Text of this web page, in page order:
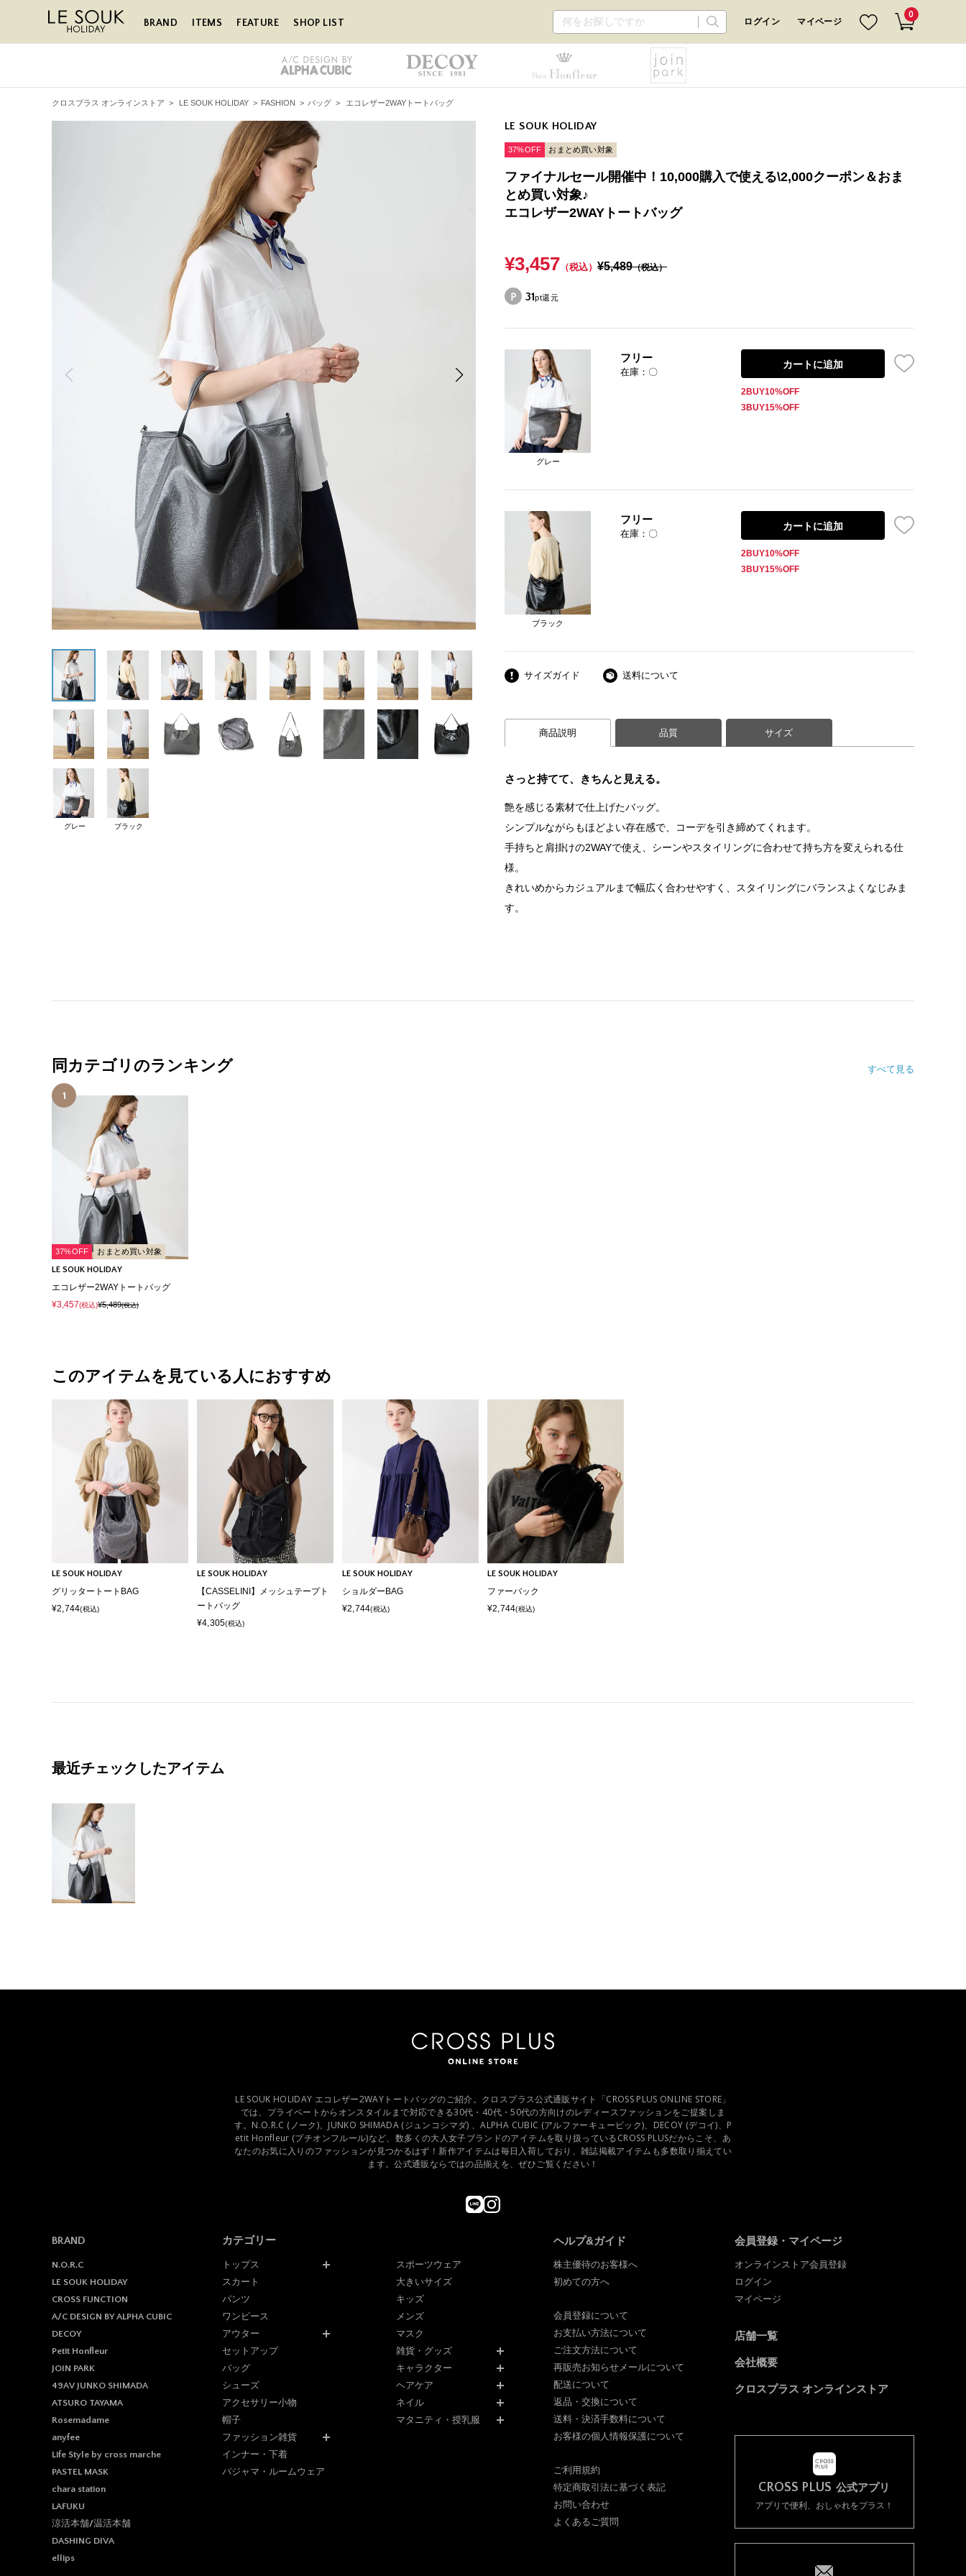
BRAND ITEMS FEATURE SHOP LIST ログイン マイページ
0
クロスプラス オンラインストア > LE SOUK HOLIDAY > FASHION > バッグ > エコレザー2WAYトートバッグ
グレー ブラック
LE SOUK HOLIDAY
37%OFF おまとめ買い対象
ファイナルセール開催中！10,000購入で使える\2,000クーポン＆おま
とめ買い対象♪
エコレザー2WAYトートバッグ
¥3,457 （税込） ¥5,489（税込）
31pt還元
グレー
フリー
在庫：〇
カートに追加
2BUY10%OFF
3BUY15%OFF
ブラック
フリー
在庫：〇
カートに追加
2BUY10%OFF
3BUY15%OFF
サイズガイド 送料について
商品説明 品質 サイズ
さっと持てて、きちんと見える。
艶を感じる素材で仕上げたバッグ。
シンプルながらもほどよい存在感で、コーデを引き締めてくれます。
手持ちと肩掛けの2WAYで使え、シーンやスタイリングに合わせて持ち方を変えられる仕
様。
きれいめからカジュアルまで幅広く合わせやすく、スタイリングにバランスよくなじみま
す。
同カテゴリのランキング すべて見る
1
37%OFF おまとめ買い対象
LE SOUK HOLIDAY
エコレザー2WAYトートバッグ
¥3,457(税込)¥5,489(税込)
このアイテムを見ている人におすすめ
LE SOUK HOLIDAY
グリッタートートBAG
¥2,744(税込)
LE SOUK HOLIDAY
【CASSELINI】メッシュテープト
ートバッグ
¥4,305(税込)
LE SOUK HOLIDAY
ショルダーBAG
¥2,744(税込)
LE SOUK HOLIDAY
ファーバック
¥2,744(税込)
最近チェックしたアイテム
LE SOUK HOLIDAY エコレザー2WAYトートバッグのご紹介。クロスプラス公式通販サイト「CROSS PLUS ONLINE STORE」
では、プライベートからオンスタイルまで対応できる30代・40代・50代の方向けのレディースファッションをご提案しま
す。N.O.R.C (ノーク)、JUNKO SHIMADA (ジュンコシマダ) 、ALPHA CUBIC (アルファーキュービック)、DECOY (デコイ)、P
etit Honfleur (プチオンフルール)など、数多くの大人女子ブランドのアイテムを取り扱っているCROSS PLUSだからこそ、あ
なたのお気に入りのファッションが見つかるはず！新作アイテムは毎日入荷しており、雑誌掲載アイテムも多数取り揃えてい
ます。公式通販ならではの品揃えを、ぜひご覧ください！
BRAND
N.O.R.C
LE SOUK HOLIDAY
CROSS FUNCTION
A/C DESIGN BY ALPHA CUBIC
DECOY
Petit Honfleur
JOIN PARK
49AV JUNKO SHIMADA
ATSURO TAYAMA
Rosemadame
anyfee
Life Style by cross marche
PASTEL MASK
chara station
LAFUKU
涼活本舗/温活本舗
DASHING DIVA
ellips
カテゴリー
トップス
スカート
パンツ
ワンピース
アウター
セットアップ
バッグ
シューズ
アクセサリー小物
帽子
ファッション雑貨
インナー・下着
パジャマ・ルームウェア
スポーツウェア
大きいサイズ
キッズ
メンズ
マスク
雑貨・グッズ
キャラクター
ヘアケア
ネイル
マタニティ・授乳服
ヘルプ&ガイド
株主優待のお客様へ
初めての方へ
会員登録について
お支払い方法について
ご注文方法について
再販売お知らせメールについて
配送について
返品・交換について
送料・決済手数料について
お客様の個人情報保護について
ご利用規約
特定商取引法に基づく表記
お問い合わせ
よくあるご質問
会員登録・マイページ
オンラインストア会員登録
ログイン
マイページ
店舗一覧
会社概要
クロスプラス オンラインストア
CROSS PLUS 公式アプリ
アプリで便利、おしゃれをプラス！